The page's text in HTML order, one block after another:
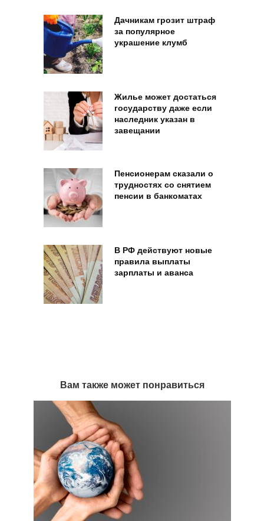
Дачникам грозит штраф
за популярное
украшение клумб
Жилье может достаться
государству даже если
наследник указан в
завещании
Пенсионерам сказали о
трудностях со снятием
пенсии в банкоматах
В РФ действуют новые
правила выплаты
зарплаты и аванса
Вам также может понравиться